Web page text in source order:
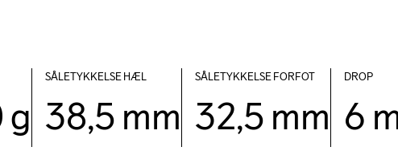
g
SÅLETYKKELSE HÆL
38,5 mm
SÅLETYKKELSE FORFOT
32,5 mm
DROP
6